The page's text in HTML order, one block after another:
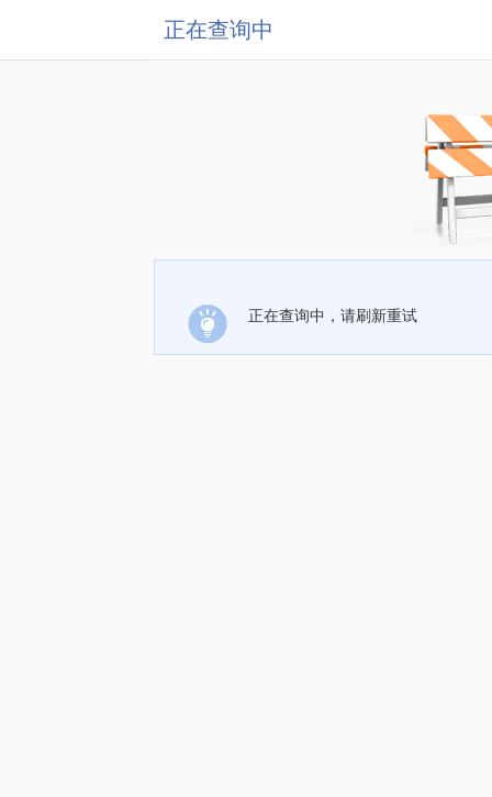
正在查询中
正在查询中，请刷新重试